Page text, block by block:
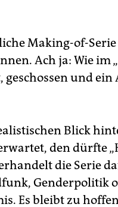
Making-of-
Ach ja: Wie im
und ein
Blick
den dürfte
die Serie
Genderpolitik
Es bleibt zu